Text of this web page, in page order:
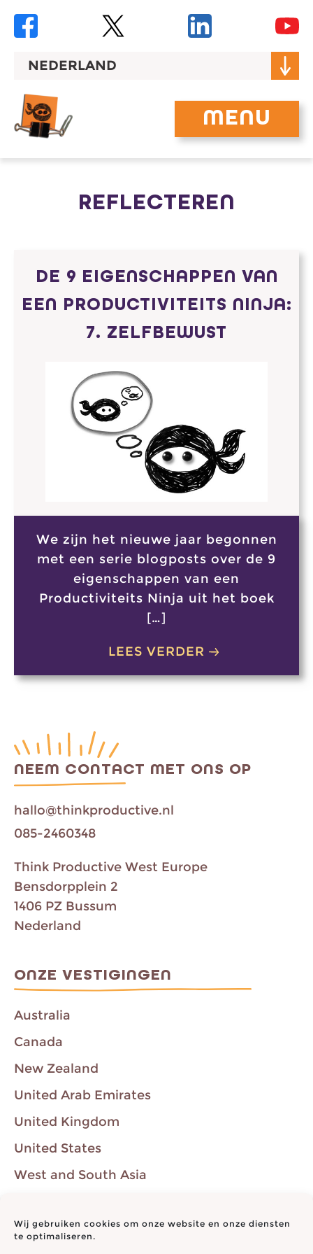
Wij gebruiken cookies om onze website en onze diensten
te optimaliseren.
NEDERLAND
MENU
REFLECTEREN
DE 9 EIGENSCHAPPEN VAN
EEN PRODUCTIVITEITS NINJA:
7. ZELFBEWUST
We zijn het nieuwe jaar begonnen
met een serie blogposts over de 9
eigenschappen van een
Productiviteits Ninja uit het boek
[…]
LEES VERDER
NEEM CONTACT MET ONS OP
hallo@thinkproductive.nl
085-2460348
Think Productive West Europe
Bensdorpplein 2
1406 PZ Bussum
Nederland
ONZE VESTIGINGEN
Australia
Canada
New Zealand
United Arab Emirates
United Kingdom
United States
West and South Asia
"Think Productive", "Productivity Ninja" en "Getting Your Inbox to